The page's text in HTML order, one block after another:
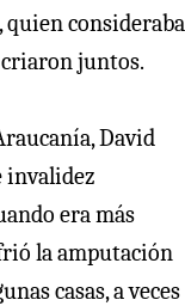
quien consideraba
criaron juntos.
David
invalidez
era más
la amputación
casas, a veces